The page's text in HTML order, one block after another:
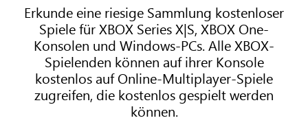
Erkunde eine riesige Sammlung kostenloser
Spiele für XBOX Series X|S, XBOX One-
Konsolen und Windows-PCs. Alle XBOX-
Spielenden können auf ihrer Konsole
kostenlos auf Online-Multiplayer-Spiele
zugreifen, die kostenlos gespielt werden
können.